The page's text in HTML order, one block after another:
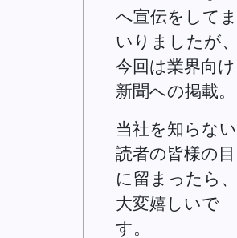
へ宣伝をしてま
いりましたが、
今回は業界向け
新聞への掲載。
当社を知らない
読者の皆様の目
に留まったら、
大変嬉しいで
す。